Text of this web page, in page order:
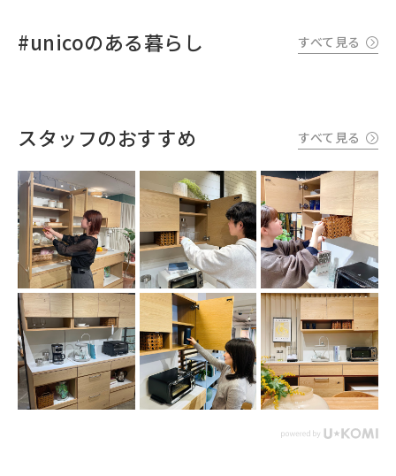
#unicoのある暮らし すべて見る
スタッフのおすすめ すべて見る